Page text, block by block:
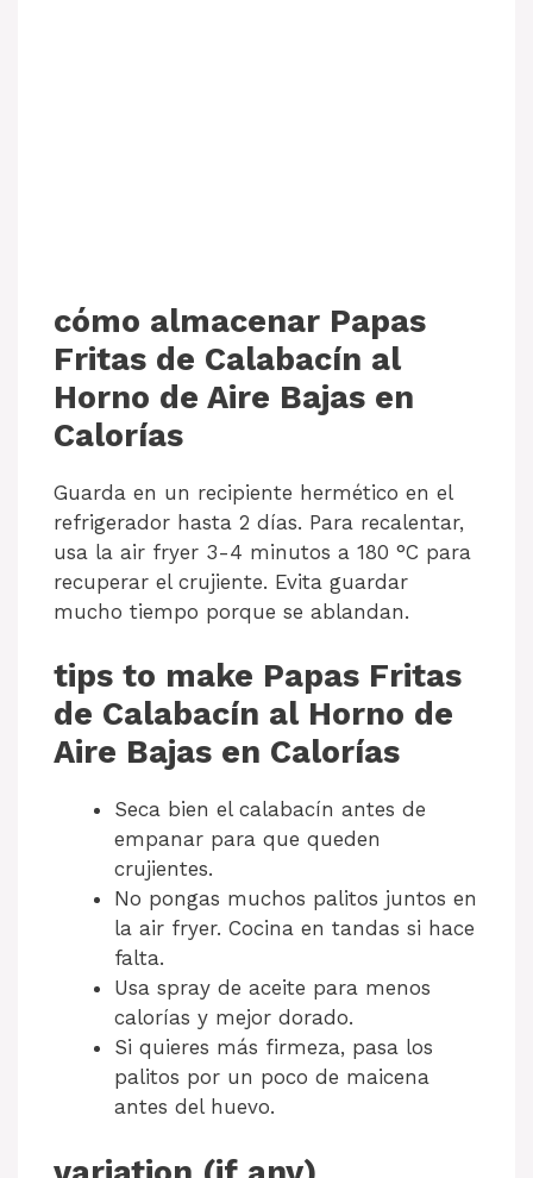
cómo almacenar Papas
Fritas de Calabacín al
Horno de Aire Bajas en
Calorías
Guarda en un recipiente hermético en el
refrigerador hasta 2 días. Para recalentar,
usa la air fryer 3-4 minutos a 180 °C para
recuperar el crujiente. Evita guardar
mucho tiempo porque se ablandan.
tips to make Papas Fritas
de Calabacín al Horno de
Aire Bajas en Calorías
Seca bien el calabacín antes de
empanar para que queden
crujientes.
No pongas muchos palitos juntos en
la air fryer. Cocina en tandas si hace
falta.
Usa spray de aceite para menos
calorías y mejor dorado.
Si quieres más firmeza, pasa los
palitos por un poco de maicena
antes del huevo.